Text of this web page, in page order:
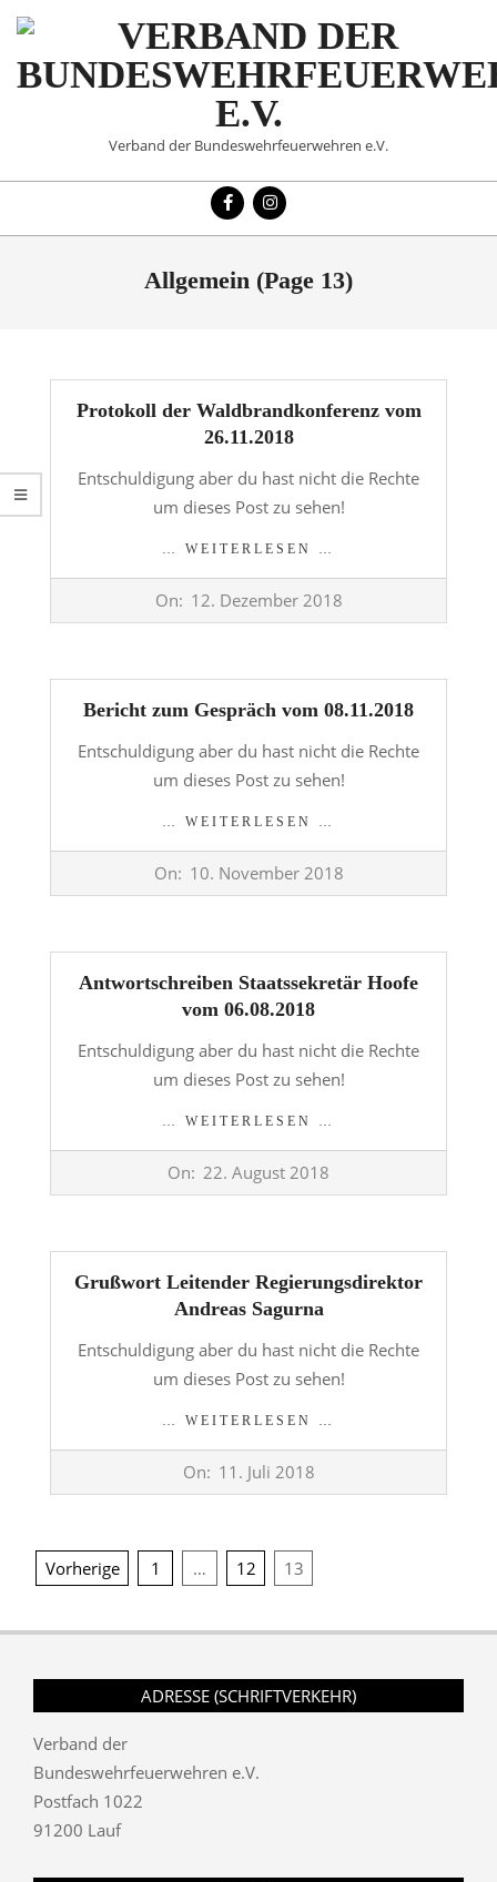
Skip
content
VERBAND
DER
Verband der Bundeswehrfeuerwehren e.V.
Allgemein (Page 13)
Protokoll der Waldbrandkonferenz vom
26.11.2018
Entschuldigung aber du hast nicht die Rechte
um dieses Post zu sehen!
… WEITERLESEN …
On: 12. Dezember 2018
Bericht zum Gespräch vom 08.11.2018
Entschuldigung aber du hast nicht die Rechte
um dieses Post zu sehen!
… WEITERLESEN …
On: 10. November 2018
Antwortschreiben Staatssekretär Hoofe
vom 06.08.2018
Entschuldigung aber du hast nicht die Rechte
um dieses Post zu sehen!
… WEITERLESEN …
On: 22. August 2018
Grußwort Leitender Regierungsdirektor
Andreas Sagurna
Entschuldigung aber du hast nicht die Rechte
um dieses Post zu sehen!
… WEITERLESEN …
On: 11. Juli 2018
Seitennummerierung
Beiträge
Vorherige 1 … 12 13
ADRESSE (SCHRIFTVERKEHR)
Verband der
Bundeswehrfeuerwehren e.V.
Postfach 1022
91200 Lauf